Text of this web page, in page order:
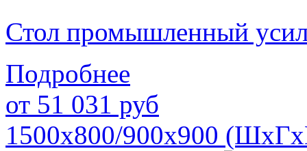
Стол промышленный
Подробнее
от 51 031 руб
1500х800/900х900